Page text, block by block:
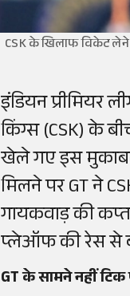
CSK के खिलाफ विकेट
इंडियन प्रीमियर
किंग्स (CSK) के
खेले गए इस
मिलने पर GT ने
गायकवाड़ की
प्लेऑफ की रेस से
GT के सामने नहीं टिक